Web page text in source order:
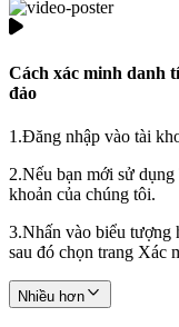
Cách xác minh danh
đảo
1.Đăng nhập vào tài
2.Nếu bạn mới sử
khoản của chúng tôi.
3.Nhấn vào biểu tượng
sau đó chọn trang Xác
Nhiều hơn